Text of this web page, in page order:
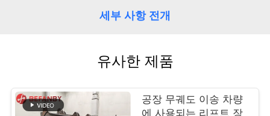
리
세부 사항 전개
유사한 제품
공장 무궤도 이송 차량
에 사용되는 리프트 장